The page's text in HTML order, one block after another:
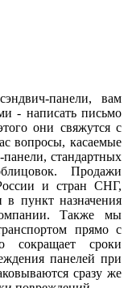
панели, вам
- написать письмо
они свяжутся с
вопросы, касаемые
стандартных
Продажи
и стран СНГ,
пункт назначения
Также мы
прямо с
сокращает сроки
панелей при
сразу же